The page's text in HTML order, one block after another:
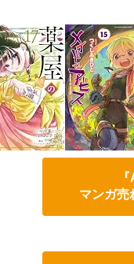
マンガ売